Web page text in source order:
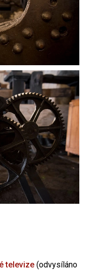
televize (odvysíláno